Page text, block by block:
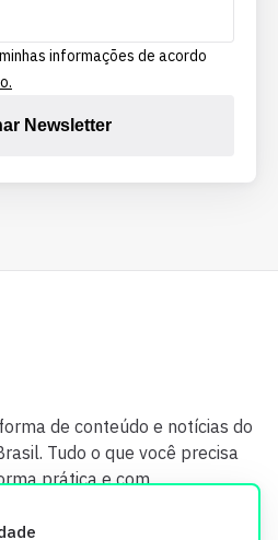
informações de acordo
Newsletter
de conteúdo e notícias do
Tudo o que você precisa
prática e com